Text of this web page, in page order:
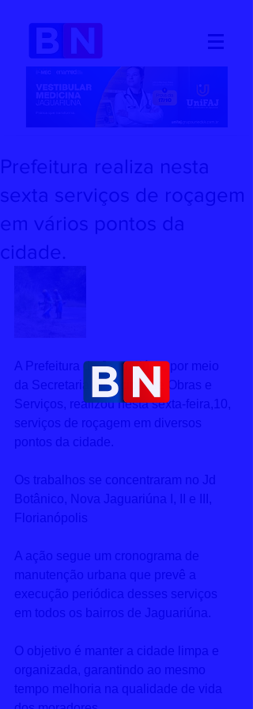
Prefeitura realiza nesta
sexta serviços de roçagem
em vários pontos da
cidade.
A Prefeitura de Jaguariúna, por meio
da Secretaria Municipal de Obras e
Serviços, realizou nesta sexta-feira,10,
serviços de roçagem em diversos
pontos da cidade.
Os trabalhos se concentraram no Jd
Botânico, Nova Jaguariúna I, II e III,
Florianópolis
A ação segue um cronograma de
manutenção urbana que prevê a
execução periódica desses serviços
em todos os bairros de Jaguariúna.
O objetivo é manter a cidade limpa e
organizada, garantindo ao mesmo
tempo melhoria na qualidade de vida